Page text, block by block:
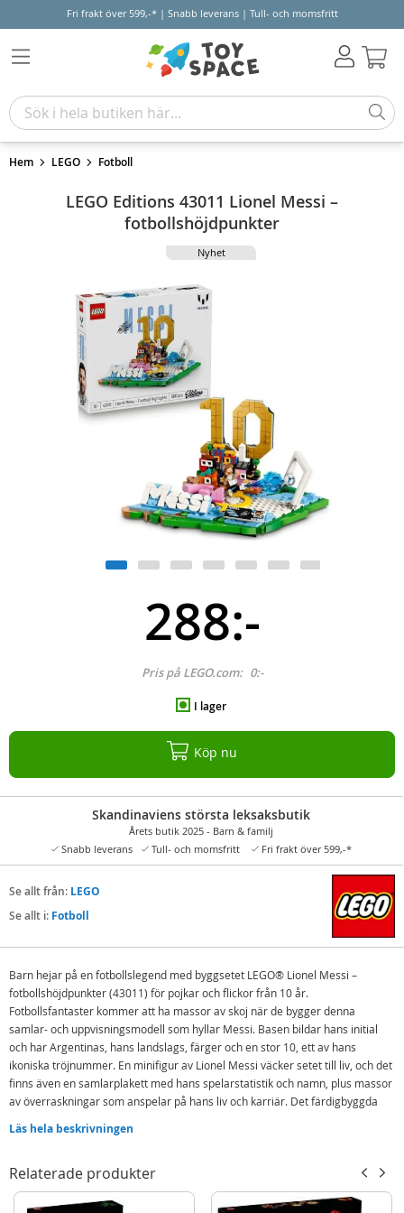
Fri frakt över 599,-* | Snabb leverans | Tull- och momsfritt
Hem LEGO Fotboll
LEGO Editions 43011 Lionel Messi –
fotbollshöjdpunkter
Nyhet
288:-
Pris på LEGO.com: 0:-
I lager
Köp nu
Skandinaviens största leksaksbutik
Årets butik 2025 - Barn & familj
Snabb leverans
Tull- och momsfritt Fri frakt över 599,-*
Se allt från: LEGO
Se allt i: Fotboll
Barn hejar på en fotbollslegend med byggsetet LEGO® Lionel Messi –
fotbollshöjdpunkter (43011) för pojkar och flickor från 10 år.
Fotbollsfantaster kommer att ha massor av skoj när de bygger denna
samlar- och uppvisningsmodell som hyllar Messi. Basen bildar hans initial
och har Argentinas, hans landslags, färger och en stor 10, ett av hans
ikoniska tröjnummer. En minifigur av Lionel Messi väcker setet till liv, och det
finns även en samlarplakett med hans spelarstatistik och namn, plus massor
av överraskningar som anspelar på hans liv och karriär. Det färdigbyggda
Denna kreativa leksak är en perfekt sportpresent till pojkar, flickor och
tillgängliga digitalt i appen LEGO Builder, där stjärnspelare kan följa sina
framsteg, zooma in och rotera sina skapelser i 3D. Setet innehåller 500
delar.
Läs hela beskrivningen
Relaterade produkter